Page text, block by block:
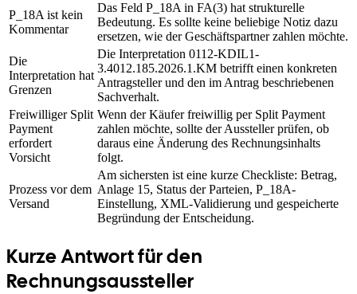
P_18A ist kein
Kommentar
Das Feld P_18A in FA(3) hat strukturelle
Bedeutung. Es sollte keine beliebige Notiz dazu
ersetzen, wie der Geschäftspartner zahlen möchte.
Die
Interpretation hat
Grenzen
Die Interpretation 0112-KDIL1-
3.4012.185.2026.1.KM betrifft einen konkreten
Antragsteller und den im Antrag beschriebenen
Sachverhalt.
Freiwilliger Split
Payment
erfordert
Vorsicht
Wenn der Käufer freiwillig per Split Payment
zahlen möchte, sollte der Aussteller prüfen, ob
daraus eine Änderung des Rechnungsinhalts
folgt.
Prozess vor dem
Versand
Am sichersten ist eine kurze Checkliste: Betrag,
Anlage 15, Status der Parteien, P_18A-
Einstellung, XML-Validierung und gespeicherte
Begründung der Entscheidung.
Kurze Antwort für den
Rechnungsaussteller